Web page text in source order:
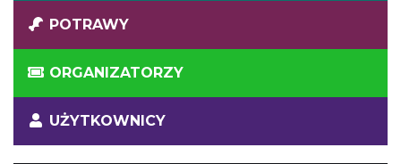
POTRAWY
ORGANIZATORZY
UŻYTKOWNICY